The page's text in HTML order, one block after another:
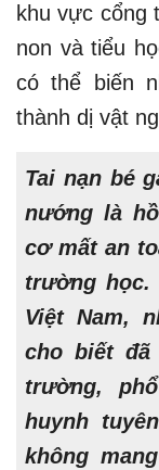
khu vực cổng
non và tiểu
có thể biến
thành dị vật
Tai nạn bé
nướng là
cơ mất an
trường học.
Việt Nam,
cho biết
trường,
huynh
không